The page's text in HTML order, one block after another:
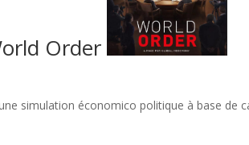
Order
simulation économico politique à base de